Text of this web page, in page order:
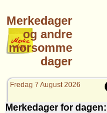
Merkedager
og andre
morsomme
dager
Fredag 7 August 2026
Merkedager for